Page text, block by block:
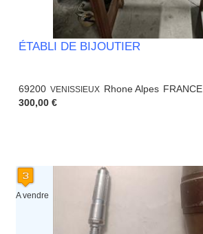
ÉTABLI DE BIJOUTIER
69200 VENISSIEUX Rhone Alpes FRANCE
300,00 €
A vendre